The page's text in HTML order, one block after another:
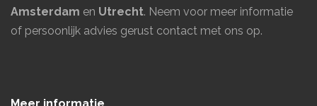
Amsterdam en Utrecht. Neem voor meer informatie
of persoonlijk advies gerust contact met ons op.
Meer informatie